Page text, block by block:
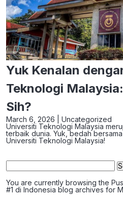
Yuk Kenalan
Teknologi
Sih?
March 6, 2026 | Uncategorized
Universiti Teknologi Malaysia
terbaik dunia. Yuk, bedah
Universiti Teknologi Malaysia!
Search
for:
You are currently browsing the
#1 di Indonesia blog archives for